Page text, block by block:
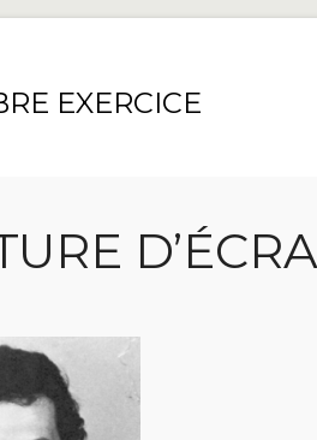
EXERCICE